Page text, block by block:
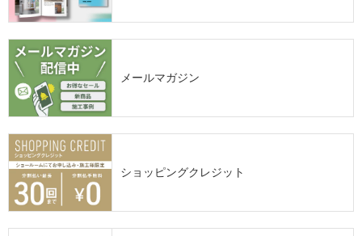
メールマガジン
ショッピングクレジット